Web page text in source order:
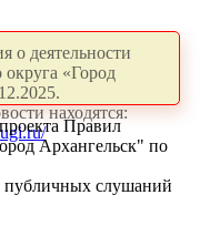
о деятельности
«Город
находятся:
Правил
Архангельск" по
публичных слушаний